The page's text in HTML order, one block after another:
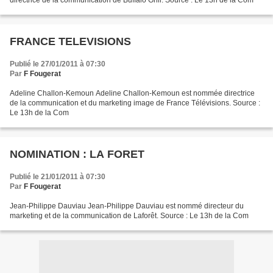
FRANCE TELEVISIONS
Publié le 27/01/2011 à 07:30
Par F Fougerat
Adeline Challon-Kemoun Adeline Challon-Kemoun est nommée directrice
de la communication et du marketing image de France Télévisions. Source :
Le 13h de la Com
NOMINATION : LA FORET
Publié le 21/01/2011 à 07:30
Par F Fougerat
Jean-Philippe Dauviau Jean-Philippe Dauviau est nommé directeur du
marketing et de la communication de Laforêt. Source : Le 13h de la Com